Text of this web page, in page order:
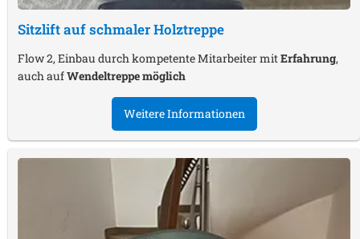
Sitzlift auf schmaler Holztreppe
Flow 2, Einbau durch kompetente Mitarbeiter mitErfahrung,
auch aufWendeltreppe möglich
Weitere Informationen